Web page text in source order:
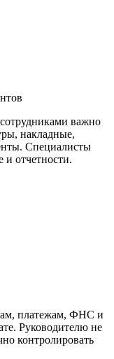
важно
накладные,
Специалисты
и отчетности.
платежам, ФНС и
Руководителю не
контролировать